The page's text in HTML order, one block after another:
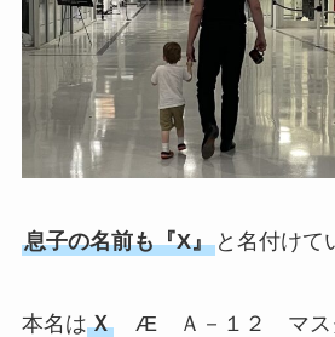
息子の名前も『X』と名付けて
本名はＸÆ Ａ－１２ マスク